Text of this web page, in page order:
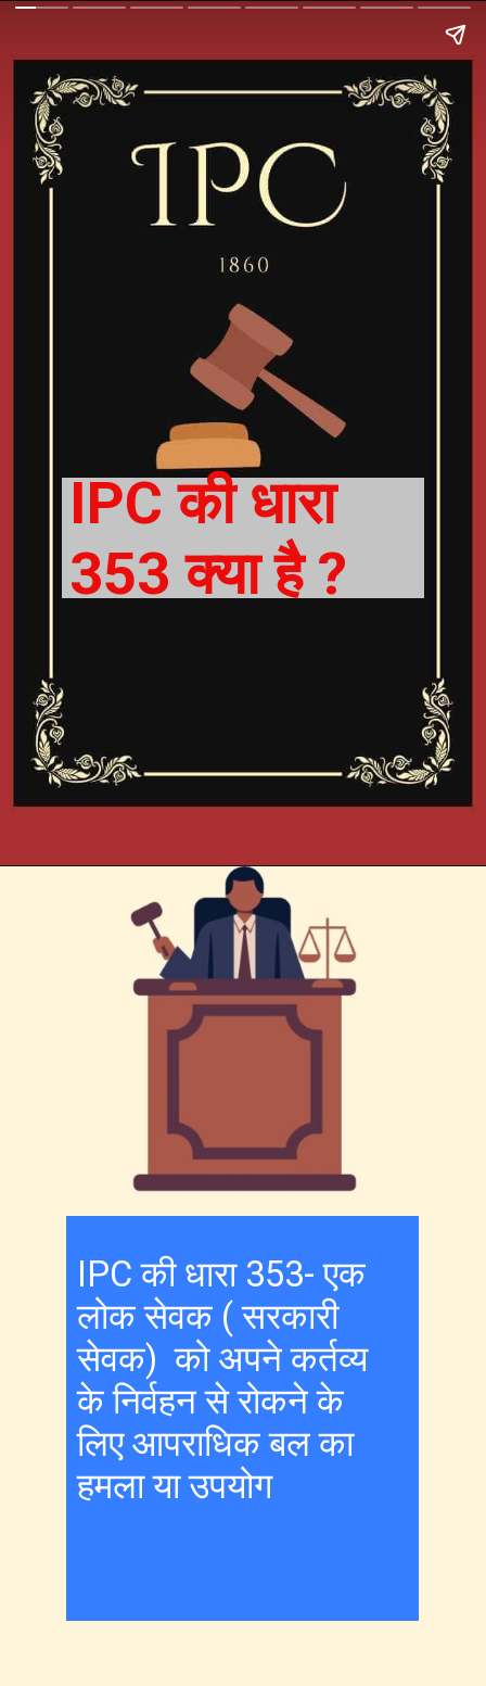
IPC की धारा
353 क्या है ?
IPC की धारा 353- एक
लोक सेवक ( सरकारी
सेवक) को अपने कर्तव्य
के निर्वहन से रोकने के
लिए आपराधिक बल का
हमला या उपयोग